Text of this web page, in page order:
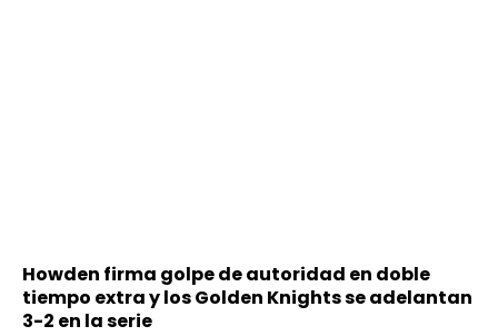
Howden firma golpe de autoridad en doble
tiempo extra y los Golden Knights se adelantan
3-2 en la serie